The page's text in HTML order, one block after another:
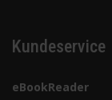
Kundeservice
eBookReader